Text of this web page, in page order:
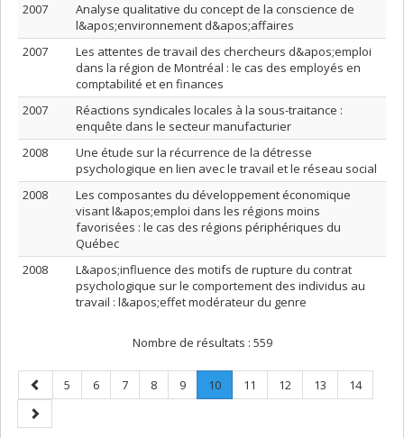
2007
Analyse qualitative du concept de la conscience de
l&apos;environnement d&apos;affaires
2007
Les attentes de travail des chercheurs d&apos;emploi
dans la région de Montréal : le cas des employés en
comptabilité et en finances
2007
Réactions syndicales locales à la sous-traitance :
enquête dans le secteur manufacturier
2008
Une étude sur la récurrence de la détresse
psychologique en lien avec le travail et le réseau social
2008
Les composantes du développement économique
visant l&apos;emploi dans les régions moins
favorisées : le cas des régions périphériques du
Québec
2008
L&apos;influence des motifs de rupture du contrat
psychologique sur le comportement des individus au
travail : l&apos;effet modérateur du genre
Nombre de résultats : 559
Page
précédente
Page
5 Page
6 Page
7 Page
8 Page
9 Page
10.
Page
Page
11 Page
12 Page
13 Page
14
Page
suivante